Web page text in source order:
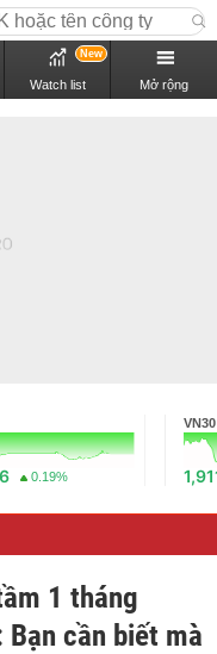
Watch list
New
Mở rộng
0.19%
VN30
1 tháng
cần biết mà